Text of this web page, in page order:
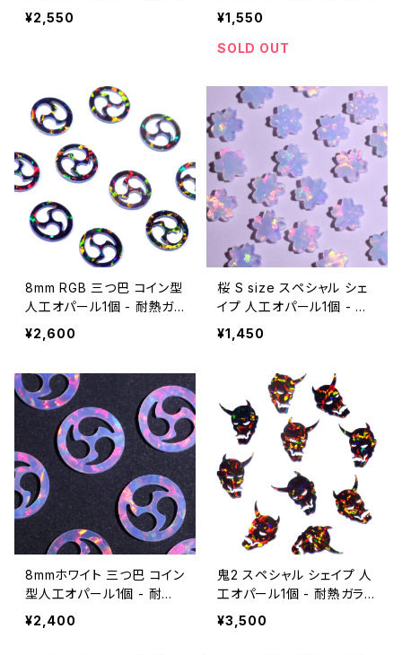
ラス / ボロシリケイトガラス
（COE33）専用
¥2,550
ラス / ボロシリケイトガラス
（COE33）専用
¥1,550
SOLD OUT
8mm RGB 三つ巴 コイン型
人工オパール1個 - 耐熱ガ
ラス / ボロシリケイトガラス
（COE33）専用
¥2,600
桜 S size スペシャル シェ
イプ 人工オパール1個 - 耐
熱ガラス / ボロシリケイトガ
ラス（COE33）専用
¥1,450
8mmホワイト 三つ巴 コイン
型人工オパール1個 - 耐熱
ガラス / ボロシリケイトガラ
ス（COE33）専用
¥2,400
鬼2 スペシャル シェイプ 人
工オパール1個 - 耐熱ガラス
/ ボロシリケイトガラス（CO
E33）専用
¥3,500